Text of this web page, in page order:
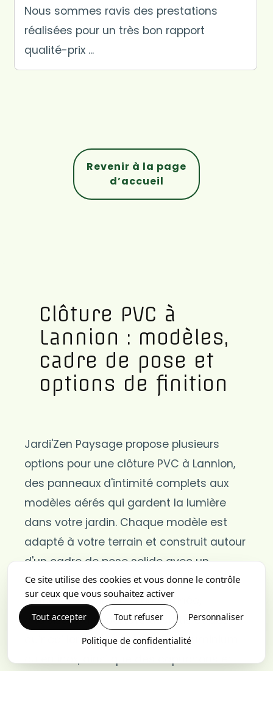
(portail et claustras) , de très bon
conseil, très pro. Je recommande
vivement...
Revenir à la page
d’accueil
Clôture PVC à
Lannion : modèles,
cadre de pose et
options de finition
Jardi'Zen Paysage propose plusieurs
options pour une clôture PVC à Lannion,
des panneaux d'intimité complets aux
modèles aérés qui gardent la lumière
dans votre jardin. Chaque modèle est
adapté à votre terrain et construit autour
d'un cadre de pose solide avec un
alignement précis et des poteaux
stables. Pour une finition raffinée,
choisissez des portails assortis et des
quincailleries optionnelles en aluminium
Ce site utilise des cookies et vous donne le contrôle
sur ceux que vous souhaitez activer
Tout accepter Tout refuser Personnaliser
Politique de confidentialité